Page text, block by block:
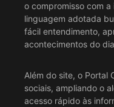
o compromisso com
linguagem adotada
fácil entendimento,
acontecimentos do
Além do site, o Portal
sociais, ampliando o
acesso rápido às